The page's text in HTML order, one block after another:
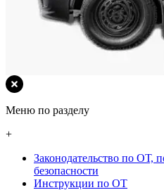
Меню по разделу
+
Законодательство по
безопасности
Инструкции по ОТ